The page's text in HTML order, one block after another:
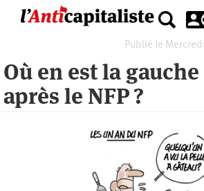
Publié le
Où en est la
après le NFP ?